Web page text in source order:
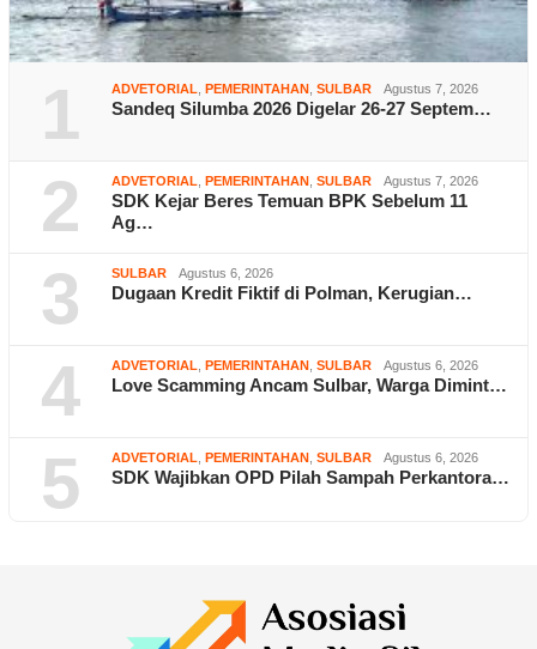
1 ADVETORIAL PEMERINTAHAN SULBAR Agustus 7, 2026
Sandeq Silumba 2026 Digelar 26-27 Septem…
2 ADVETORIAL PEMERINTAHAN SULBAR Agustus 7, 2026
SDK Kejar Beres Temuan BPK Sebelum 11
Ag…
3 SULBAR Agustus 6, 2026
Dugaan Kredit Fiktif di Polman, Kerugian…
4 ADVETORIAL PEMERINTAHAN SULBAR Agustus 6, 2026
Love Scamming Ancam Sulbar, Warga Dimint…
5 ADVETORIAL PEMERINTAHAN SULBAR Agustus 6, 2026
SDK Wajibkan OPD Pilah Sampah Perkantora…